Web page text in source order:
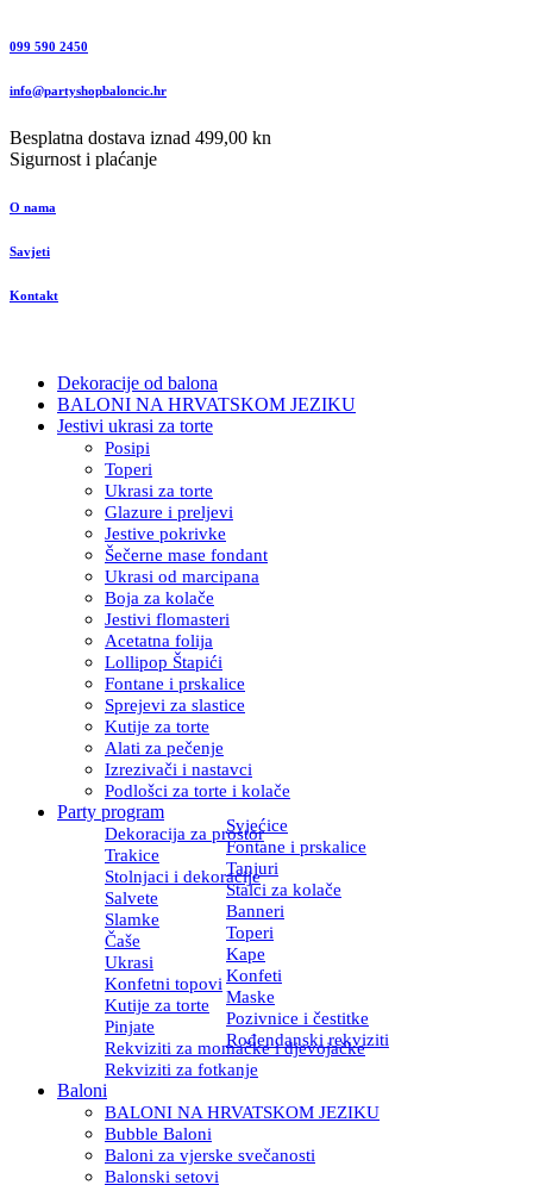
099 590 2450
info@partyshopbaloncic.hr
Besplatna dostava iznad 499,00 kn
Sigurnost i plaćanje
O nama
Savjeti
Kontakt
Dekoracije od balona
BALONI NA HRVATSKOM JEZIKU
Jestivi ukrasi za torte
Posipi
Toperi
Ukrasi za torte
Glazure i preljevi
Jestive pokrivke
Šečerne mase fondant
Ukrasi od marcipana
Boja za kolače
Jestivi flomasteri
Acetatna folija
Lollipop Štapići
Fontane i prskalice
Sprejevi za slastice
Kutije za torte
Alati za pečenje
Izrezivači i nastavci
Podlošci za torte i kolače
Party program
Dekoracija za prostor
Svjećice
Trakice
Fontane i prskalice
Stolnjaci i dekoracije
Tanjuri
Salvete
Stalci za kolače
Slamke
Banneri
Čaše
Toperi
Ukrasi
Kape
Konfetni topovi Konfeti
Kutije za torte
Maske
Pinjate
Pozivnice i čestitke
Rekviziti za momačke i djevojačke
Rođendanski rekviziti
Rekviziti za fotkanje
Baloni
BALONI NA HRVATSKOM JEZIKU
Bubble Baloni
Baloni za vjerske svečanosti
Balonski setovi